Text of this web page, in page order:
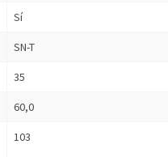
Sí
SN-T
35
60,0
103